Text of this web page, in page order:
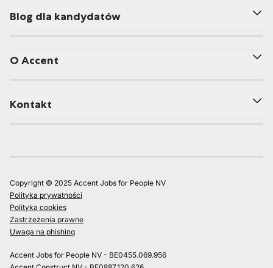
Blog dla kandydatów
O Accent
Kontakt
Copyright © 2025 Accent Jobs for People NV
Polityka prywatności
Polityka cookies
Zastrzeżenia prawne
Uwaga na phishing
Accent Jobs for People NV - BE0455.069.956